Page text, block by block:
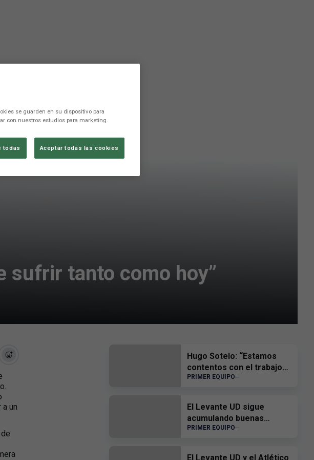
sufrir tanto como hoy”
un
Hugo Sotelo: “Estamos
contentos con el trabajo
del equipo”
PRIMER EQUIPO
El Levante UD sigue
acumulando buenas
sensaciones
PRIMER EQUIPO
El Levante UD y el Atlético
se guarden en su dispositivo para
con nuestros estudios para marketing.
todas Aceptar todas las cookies